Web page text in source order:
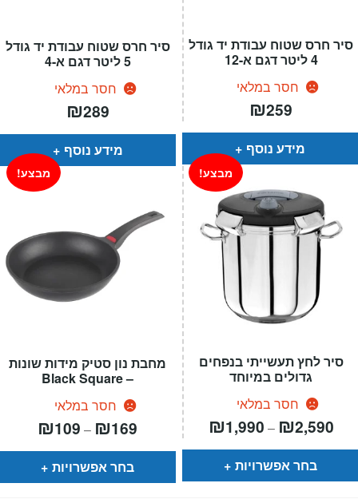
סיר חרס שטוח עבודת יד גודל
5 ליטר דגם א-4
חסר במלאי
₪289
מידע נוסף
סיר חרס שטוח עבודת יד גודל
4 ליטר דגם א-12
חסר במלאי
₪259
מידע נוסף
מחבת נון סטיק מידות שונות
– Black Square
חסר במלאי
מבצע!
₪109 – ₪169
⁦₪109⁩
בחר אפשרויות
סיר לחץ תעשייתי בנפחים
גדולים במיוחד
חסר במלאי
מבצע!
₪1,990 – ₪2,590טווח
⁦₪1,990⁩
בחר אפשרויות